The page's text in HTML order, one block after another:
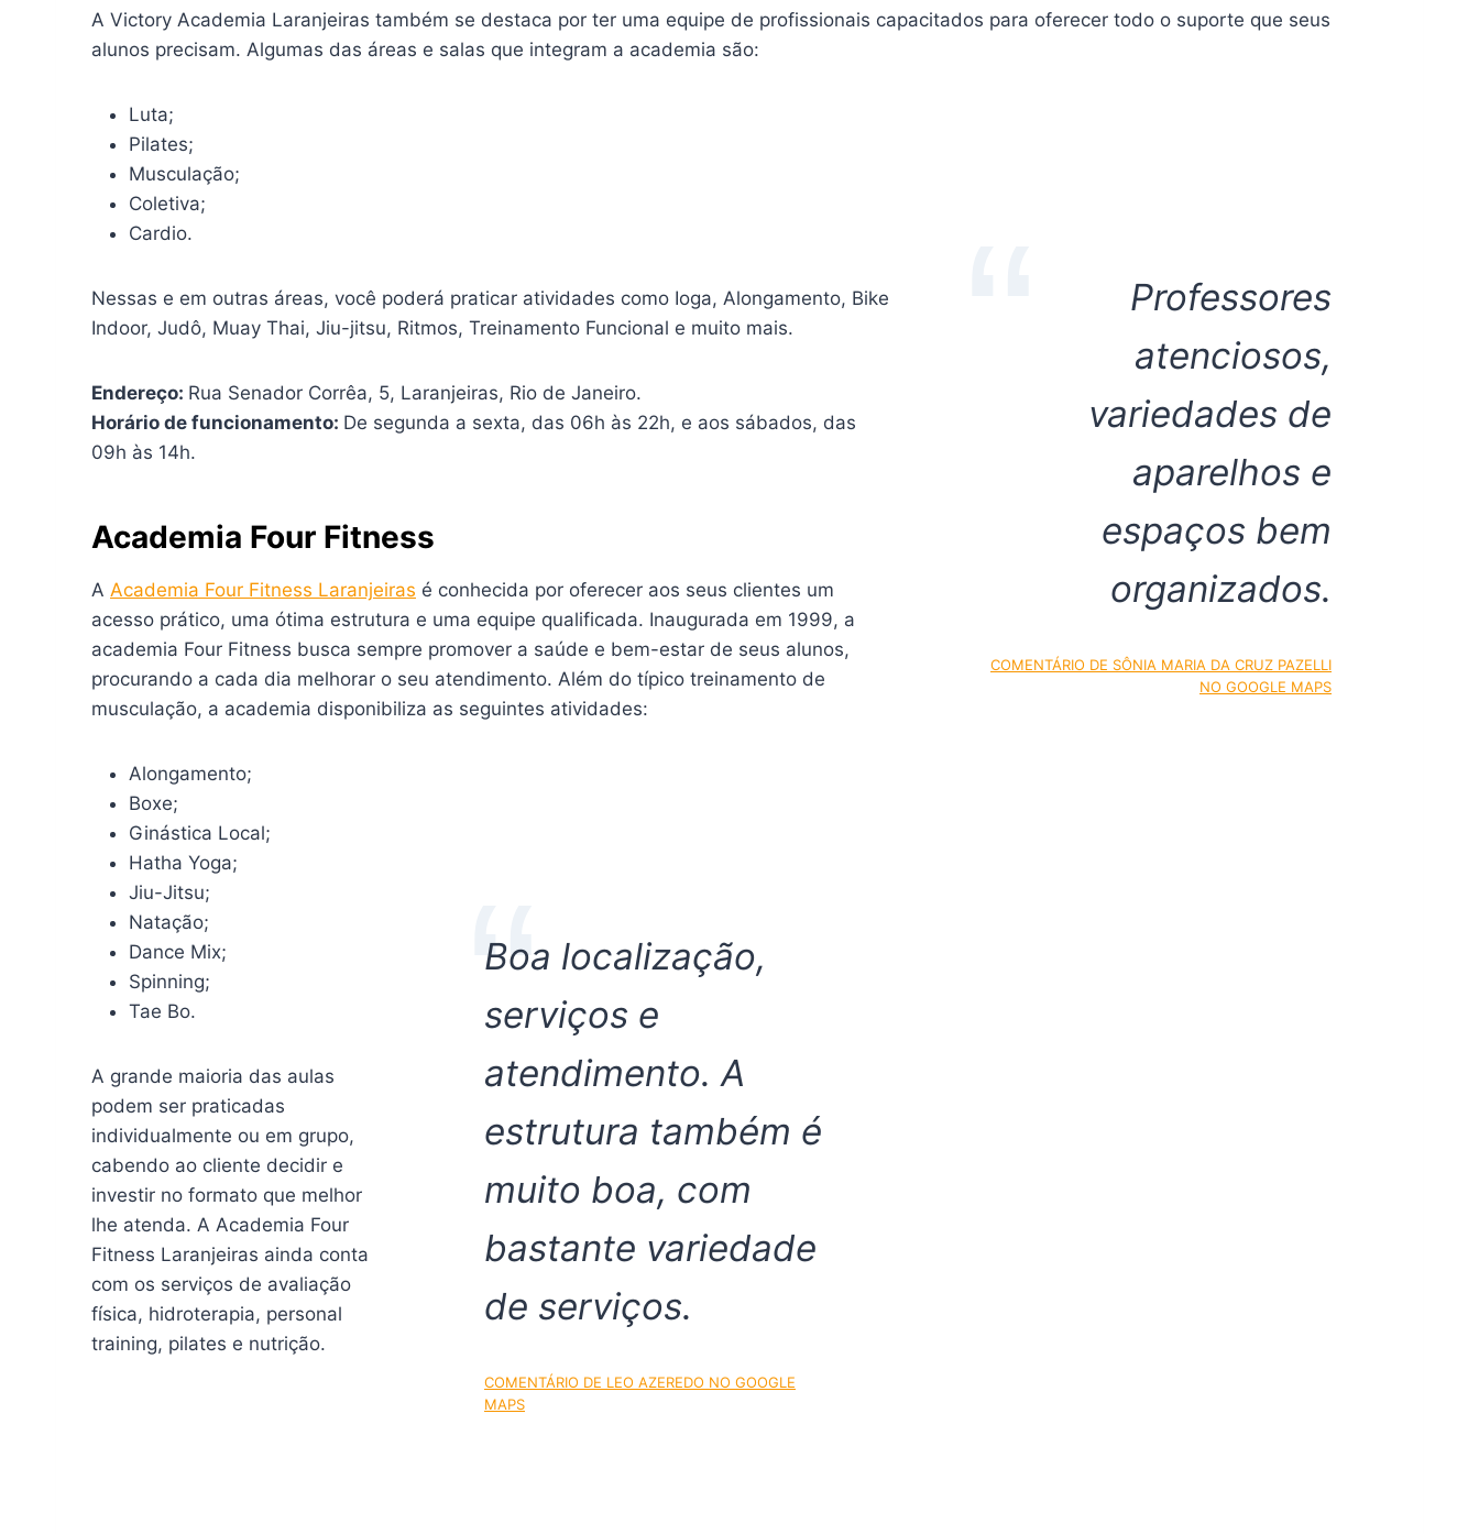
A Victory Academia Laranjeiras também se destaca por ter uma equipe de profissionais capacitados para oferecer todo o suporte que seus
alunos precisam. Algumas das áreas e salas que integram a academia são:
Professores
atenciosos,
variedades de
aparelhos e
espaços bem
organizados.
COMENTÁRIO DE SÔNIA MARIA DA CRUZ PAZELLI
NO GOOGLE MAPS
Luta;
Pilates;
Musculação;
Coletiva;
Cardio.
Nessas e em outras áreas, você poderá praticar atividades como Ioga, Alongamento, Bike
Indoor, Judô, Muay Thai, Jiu-jitsu, Ritmos, Treinamento Funcional e muito mais.
Endereço: Rua Senador Corrêa, 5, Laranjeiras, Rio de Janeiro.
Horário de funcionamento: De segunda a sexta, das 06h às 22h, e aos sábados, das
09h às 14h.
Academia Four Fitness
A Academia Four Fitness Laranjeiras é conhecida por oferecer aos seus clientes um
acesso prático, uma ótima estrutura e uma equipe qualificada. Inaugurada em 1999, a
academia Four Fitness busca sempre promover a saúde e bem-estar de seus alunos,
procurando a cada dia melhorar o seu atendimento. Além do típico treinamento de
musculação, a academia disponibiliza as seguintes atividades:
Boa localização,
serviços e
atendimento. A
estrutura também é
muito boa, com
bastante variedade
de serviços.
COMENTÁRIO DE LEO AZEREDO NO GOOGLE
MAPS
Alongamento;
Boxe;
Ginástica Local;
Hatha Yoga;
Jiu-Jitsu;
Natação;
Dance Mix;
Spinning;
Tae Bo.
A grande maioria das aulas
podem ser praticadas
individualmente ou em grupo,
cabendo ao cliente decidir e
investir no formato que melhor
lhe atenda. A Academia Four
Fitness Laranjeiras ainda conta
com os serviços de avaliação
física, hidroterapia, personal
training, pilates e nutrição.